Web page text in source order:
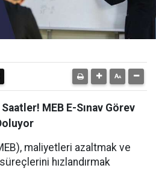
MEB E-Sınav Görev
maliyetleri azaltmak ve
hızlandırmak